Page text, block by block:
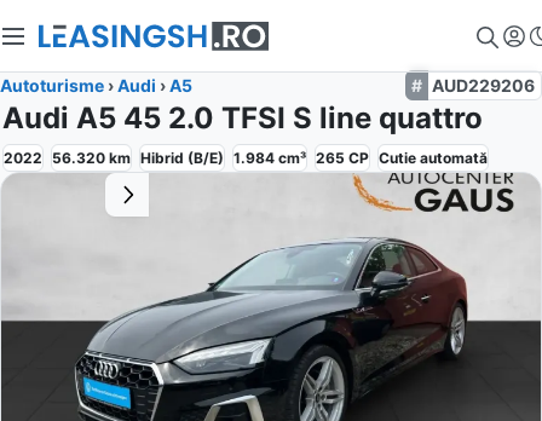
Autoturisme ›Audi ›A5 AUD229206
Audi A5 45 2.0 TFSI S line quattro
2022 56.320 km Hibrid (B/E) 1.984 cm³ 265 CP Cutie automată